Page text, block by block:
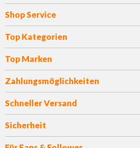
Shop Service
Top Kategorien
Top Marken
Zahlungsmöglichkeiten
Schneller Versand
Sicherheit